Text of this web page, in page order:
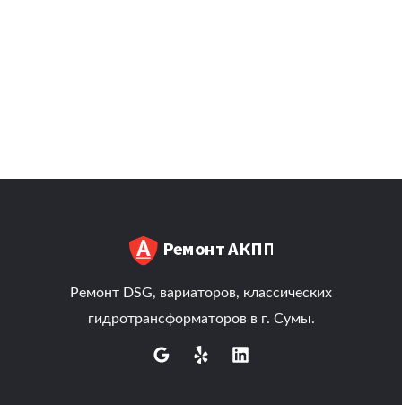
Ремонт DSG, вариаторов, классических
гидротрансформаторов в г. Сумы.